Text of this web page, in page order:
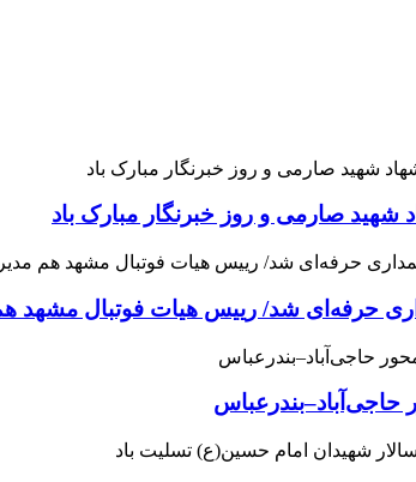
شهید صارمی و روز خبرنگار مبارک باد
حرفه‌ای شد/ رییس هیات فوتبال مشهد
حاجی‌آباد–بندرعباس